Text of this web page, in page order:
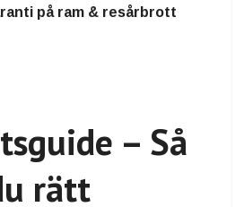
på ram & resårbrott
– Så
rätt